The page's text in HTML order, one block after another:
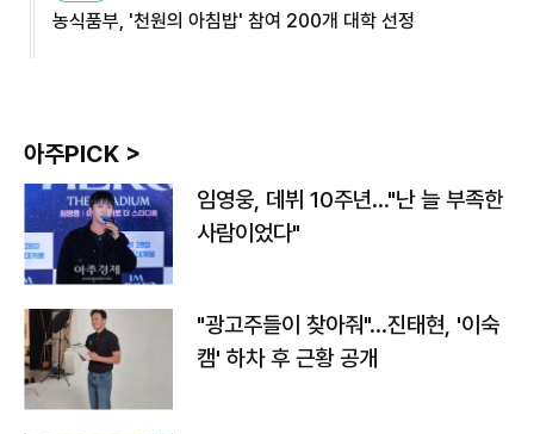
농식품부, '천원의 아침밥' 참여 200개 대학 선정
아주PICK >
임영웅, 데뷔 10주년…"난 늘 부족한
사람이었다"
"광고주들이 찾아줘"…진태현, '이숙
캠' 하차 후 근황 공개